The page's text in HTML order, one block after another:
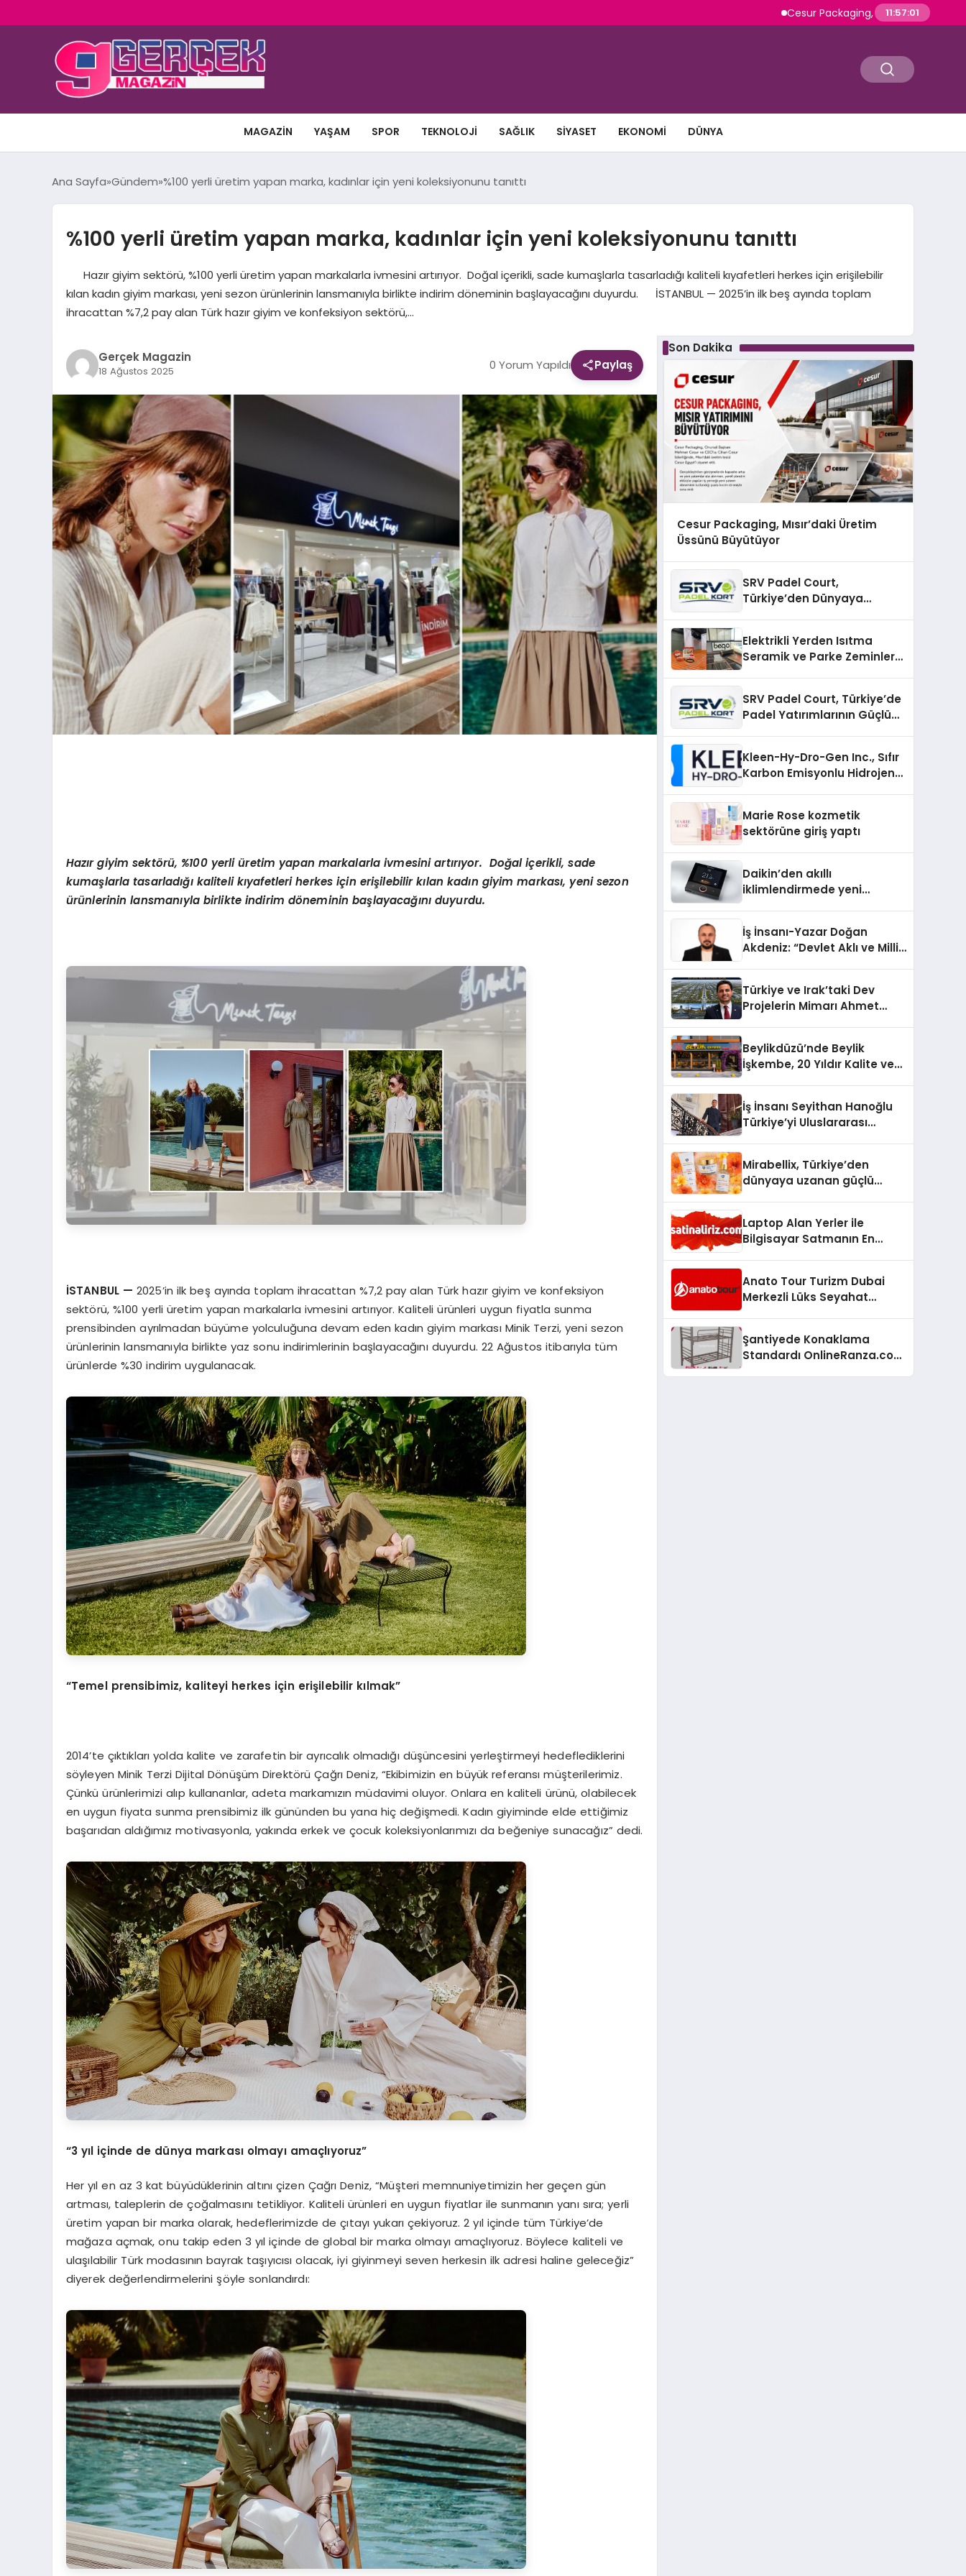
Cesur Packaging, Mısır’daki Üretim Üssünü
11:57:03
MAGAZIN YAŞAM SPOR TEKNOLOJI SAĞLIK SIYASET EKONOMI DÜNYA
Ana Sayfa Gündem %100 yerli üretim yapan marka, kadınlar için yeni koleksiyonunu tanıttı
%100 yerli üretim yapan marka, kadınlar için yeni koleksiyonunu tanıttı
Hazır giyim sektörü, %100 yerli üretim yapan markalarla ivmesini artırıyor. Doğal içerikli, sade kumaşlarla tasarladığı kaliteli kıyafetleri herkes için erişilebilir
kılan kadın giyim markası, yeni sezon ürünlerinin lansmanıyla birlikte indirim döneminin başlayacağını duyurdu. İSTANBUL — 2025’in ilk beş ayında toplam
ihracattan %7,2 pay alan Türk hazır giyim ve konfeksiyon sektörü,…
Gerçek Magazin
18 Ağustos 2025 0 Yorum Yapıldı Paylaş
Hazır giyim sektörü, %100 yerli üretim yapan markalarla ivmesini artırıyor. Doğal içerikli, sade
kumaşlarla tasarladığı kaliteli kıyafetleri herkes için erişilebilir kılan kadın giyim markası, yeni sezon
ürünlerinin lansmanıyla birlikte indirim döneminin başlayacağını duyurdu.
İSTANBUL — 2025’in ilk beş ayında toplam ihracattan %7,2 pay alan Türk hazır giyim ve konfeksiyon
sektörü, %100 yerli üretim yapan markalarla ivmesini artırıyor. Kaliteli ürünleri uygun fiyatla sunma
prensibinden ayrılmadan büyüme yolculuğuna devam eden kadın giyim markası Minik Terzi, yeni sezon
ürünlerinin lansmanıyla birlikte yaz sonu indirimlerinin başlayacağını duyurdu. 22 Ağustos itibarıyla tüm
ürünlerde %30 indirim uygulanacak.
“Temel prensibimiz, kaliteyi herkes için erişilebilir kılmak”
2014’te çıktıkları yolda kalite ve zarafetin bir ayrıcalık olmadığı düşüncesini yerleştirmeyi hedeflediklerini
söyleyen Minik Terzi Dijital Dönüşüm Direktörü Çağrı Deniz, “Ekibimizin en büyük referansı müşterilerimiz.
Çünkü ürünlerimizi alıp kullananlar, adeta markamızın müdavimi oluyor. Onlara en kaliteli ürünü, olabilecek
en uygun fiyata sunma prensibimiz ilk gününden bu yana hiç değişmedi. Kadın giyiminde elde ettiğimiz
başarıdan aldığımız motivasyonla, yakında erkek ve çocuk koleksiyonlarımızı da beğeniye sunacağız” dedi.
“3 yıl içinde de dünya markası olmayı amaçlıyoruz”
Her yıl en az 3 kat büyüdüklerinin altını çizen Çağrı Deniz, “Müşteri memnuniyetimizin her geçen gün
artması, taleplerin de çoğalmasını tetikliyor. Kaliteli ürünleri en uygun fiyatlar ile sunmanın yanı sıra; yerli
üretim yapan bir marka olarak, hedeflerimizde de çıtayı yukarı çekiyoruz. 2 yıl içinde tüm Türkiye’de
mağaza açmak, onu takip eden 3 yıl içinde de global bir marka olmayı amaçlıyoruz. Böylece kaliteli ve
ulaşılabilir Türk modasının bayrak taşıyıcısı olacak, iyi giyinmeyi seven herkesin ilk adresi haline geleceğiz”
diyerek değerlendirmelerini şöyle sonlandırdı:
Son Dakika
Cesur Packaging, Mısır’daki Üretim
Üssünü Büyütüyor
SRV Padel Court,
Türkiye’den Dünyaya
Elektrikli Yerden Isıtma
Seramik ve Parke Zeminler
SRV Padel Court, Türkiye’de
Padel Yatırımlarının Güçlü
Kleen-Hy-Dro-Gen Inc., Sıfır
Karbon Emisyonlu Hidrojen
Aldı
Marie Rose kozmetik
sektörüne giriş yaptı
Daikin’den akıllı
iklimlendirmede yeni
İş İnsanı-Yazar Doğan
Akdeniz: “Devlet Aklı ve Milli
Türkiye ve Irak’taki Dev
Projelerin Mimarı Ahmet
Holding Industrial City”
Projesini Hayata Geçirecek
Beylikdüzü’nde Beylik
İşkembe, 20 Yıldır Kalite ve
İş İnsanı Seyithan Hanoğlu
Türkiye’yi Uluslararası
Mirabellix, Türkiye’den
dünyaya uzanan güçlü
Laptop Alan Yerler ile
Bilgisayar Satmanın En
Anato Tour Turizm Dubai
Merkezli Lüks Seyahat
Şantiyede Konaklama
Standardı OnlineRanza.com